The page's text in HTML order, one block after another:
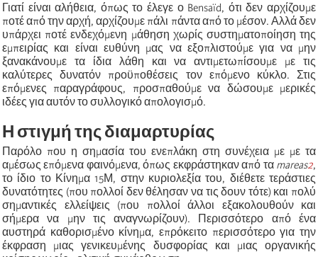
Γιατί είναι αλήθεια, όπως το έλεγε ο Bensaïd, ότι δεν αρχίζουμε
ποτέ από την αρχή, αρχίζουμε πάλι πάντα από το μέσον. Αλλά δεν
υπάρχει ποτέ ενδεχόμενη μάθηση χωρίς συστηματοποίηση της
εμπειρίας και είναι ευθύνη μας να εξοπλιστούμε για να μην
ξανακάνουμε τα ίδια λάθη και να αντιμετωπίσουμε με τις
καλύτερες δυνατόν προϋποθέσεις τον επόμενο κύκλο. Στις
επόμενες παραγράφους, προσπαθούμε να δώσουμε μερικές
ιδέες για αυτόν το συλλογικό απολογισμό.
Η στιγμή της διαμαρτυρίας
Παρόλο που η σημασία του ενεπλάκη στη συνέχεια με με τα
αμέσως επόμενα φαινόμενα, όπως εκφράστηκαν από τα mareas2,
το ίδιο το Κίνημα 15Μ, στην κυριολεξία του, διέθετε τεράστιες
δυνατότητες (που πολλοί δεν θέλησαν να τις δουν τότε) και πολύ
σημαντικές ελλείψεις (που πολλοί άλλοι εξακολουθούν και
σήμερα να μην τις αναγνωρίζουν). Περισσότερο από ένα
αυστηρά καθορισμένο κίνημα, επρόκειτο περισσότερο για την
έκφραση μιας γενικευμένης δυσφορίας και μιας οργανικής